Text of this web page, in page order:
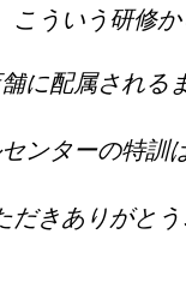
こういう研修
に配属される
ンターの特訓
だきありがとう